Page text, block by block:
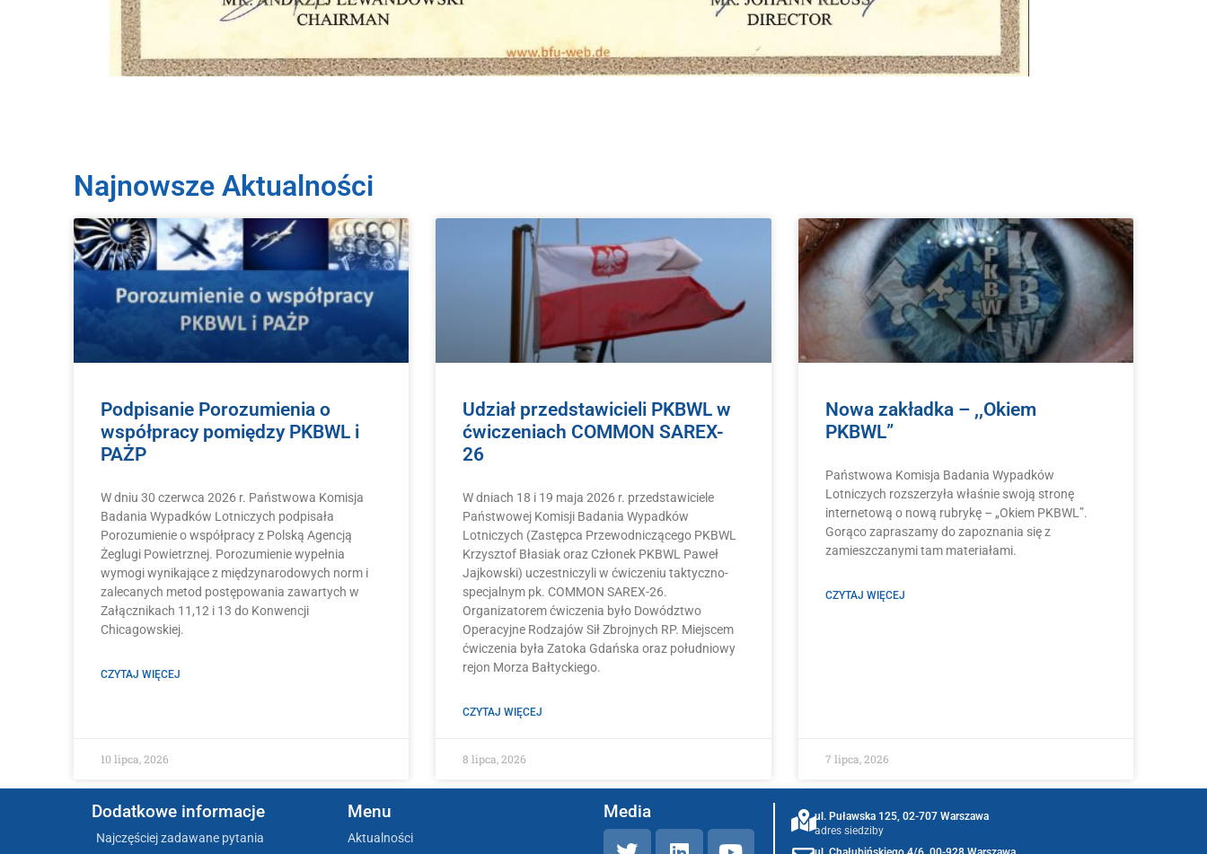
Najnowsze Aktualności
Podpisanie Porozumienia o
współpracy pomiędzy PKBWL i
PAŻP
W dniu 30 czerwca 2026 r. Państwowa Komisja
Badania Wypadków Lotniczych podpisała
Porozumienie o współpracy z Polską Agencją
Żeglugi Powietrznej. Porozumienie wypełnia
wymogi wynikające z międzynarodowych norm i
zalecanych metod postępowania zawartych w
Załącznikach 11,12 i 13 do Konwencji
Chicagowskiej.
CZYTAJ WIĘCEJ
10 lipca, 2026
Udział przedstawicieli PKBWL w
ćwiczeniach COMMON SAREX-
26
W dniach 18 i 19 maja 2026 r. przedstawiciele
Państwowej Komisji Badania Wypadków
Lotniczych (Zastępca Przewodniczącego PKBWL
Krzysztof Błasiak oraz Członek PKBWL Paweł
Jajkowski) uczestniczyli w ćwiczeniu taktyczno-
specjalnym pk. COMMON SAREX-26.
Organizatorem ćwiczenia było Dowództwo
Operacyjne Rodzajów Sił Zbrojnych RP. Miejscem
ćwiczenia była Zatoka Gdańska oraz południowy
rejon Morza Bałtyckiego.
CZYTAJ WIĘCEJ
8 lipca, 2026
Nowa zakładka – ,,Okiem
PKBWL”
Państwowa Komisja Badania Wypadków
Lotniczych rozszerzyła właśnie swoją stronę
internetową o nową rubrykę – „Okiem PKBWL”.
Gorąco zapraszamy do zapoznania się z
zamieszczanymi tam materiałami.
CZYTAJ WIĘCEJ
7 lipca, 2026
Dodatkowe informacje
Najczęściej zadawane pytania
Menu
Aktualności
Media
ul. Puławska 125, 02-707 Warszawa
adres siedziby